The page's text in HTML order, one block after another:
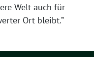
Welt auch für
Ort bleibt.”